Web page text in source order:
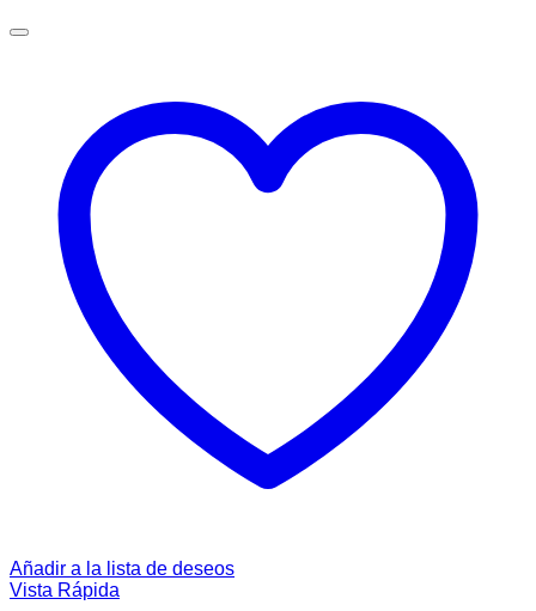
Añadir a la lista de deseos
Vista Rápida